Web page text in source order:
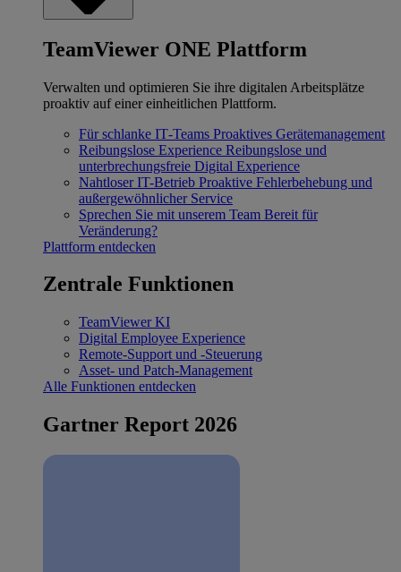
TeamViewer ONE Plattform
Verwalten und optimieren Sie ihre digitalen Arbeitsplätze
proaktiv auf einer einheitlichen Plattform.
Für schlanke IT‐Teams Proaktives Gerätemanagement
Reibungslose Experience Reibungslose und
unterbrechungsfreie Digital Experience
Nahtloser IT-Betrieb Proaktive Fehlerbehebung und
außergewöhnlicher Service
Sprechen Sie mit unserem Team Bereit für
Veränderung?
Plattform entdecken
Zentrale Funktionen
TeamViewer KI
Digital Employee Experience
Remote-Support und -Steuerung
Asset- und Patch-Management
Alle Funktionen entdecken
Gartner Report 2026